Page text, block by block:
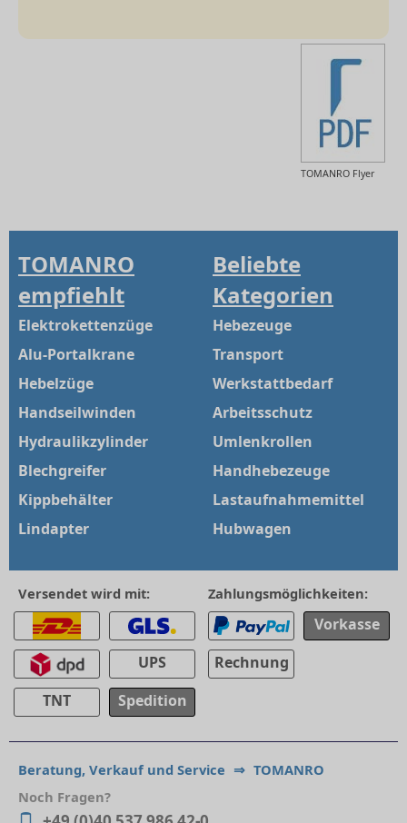
TOMANRO Flyer
TOMANRO
empfiehlt
Elektrokettenzüge
Alu-Portalkrane
Hebelzüge
Handseilwinden
Hydraulikzylinder
Blechgreifer
Kippbehälter
Lindapter
Beliebte
Kategorien
Hebezeuge
Transport
Werkstattbedarf
Arbeitsschutz
Umlenkrollen
Handhebezeuge
Lastaufnahmemittel
Hubwagen
Versendet wird mit:
UPS
TNT
Spedition
Zahlungsmöglichkeiten:
Vorkasse
Rechnung
Beratung, Verkauf und Service ⇒ TOMANRO
Noch Fragen?